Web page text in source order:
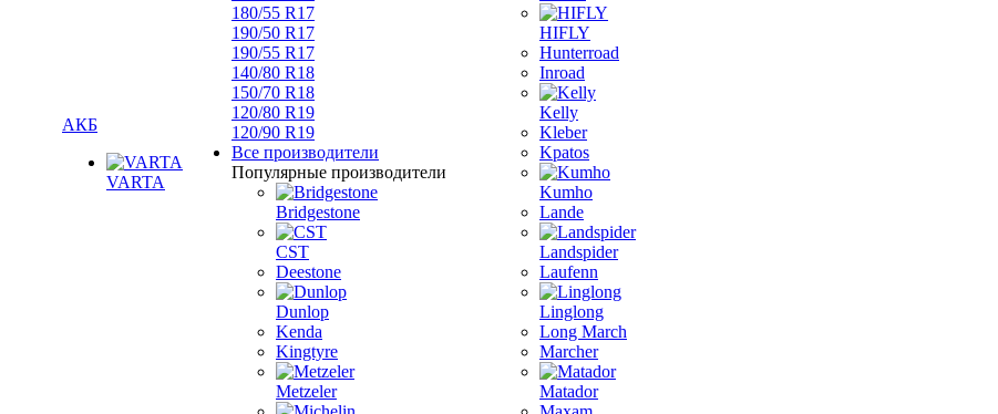
АКБ
VARTA
180/55 R17
190/50 R17
190/55 R17
140/80 R18
150/70 R18
120/80 R19
120/90 R19
Все производители
Популярные производители
Bridgestone
CST
Deestone
Dunlop
Kenda
Kingtyre
Metzeler
HIFLY
Hunterroad
Inroad
Kelly
Kleber
Kpatos
Kumho
Lande
Landspider
Laufenn
Linglong
Long March
Marcher
Matador